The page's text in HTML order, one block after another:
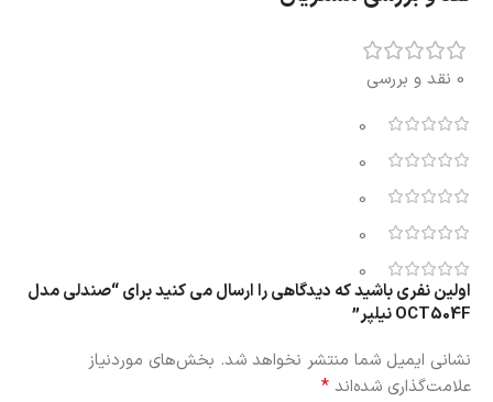
0 نقد و بررسی
0
0
0
0
0
اولین نفری باشید که دیدگاهی را ارسال می کنید برای “صندلی مدل
OCT504F نیلپر”
نشانی ایمیل شما منتشر نخواهد شد. بخش‌های موردنیاز
علامت‌گذاری شده‌اند *